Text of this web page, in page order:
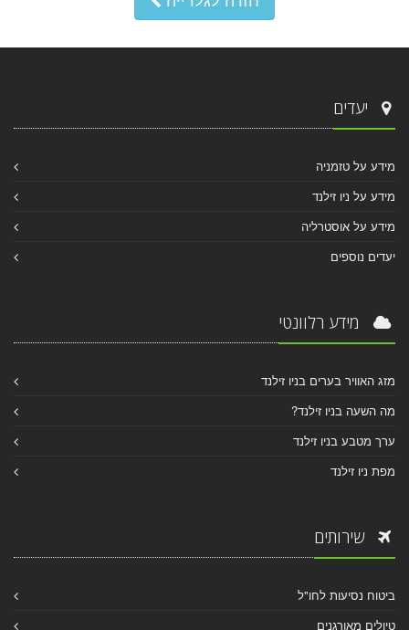
יעדים
מידע על טזמניה
מידע על ניו זילנד
מידע על אוסטרליה
יעדים נוספים
מידע רלוונטי
מזג האוויר בערים בניו זילנד
מה השעה בניו זילנד?
ערך מטבע בניו זילנד
מפת ניו זילנד
שירותים
ביטוח נסיעות לחו"ל
טיולים מאורגנים